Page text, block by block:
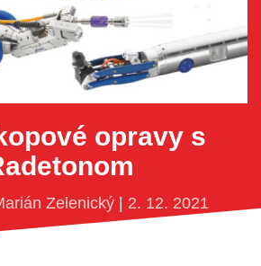
opravy s
Zelenický 2. 12. 2021